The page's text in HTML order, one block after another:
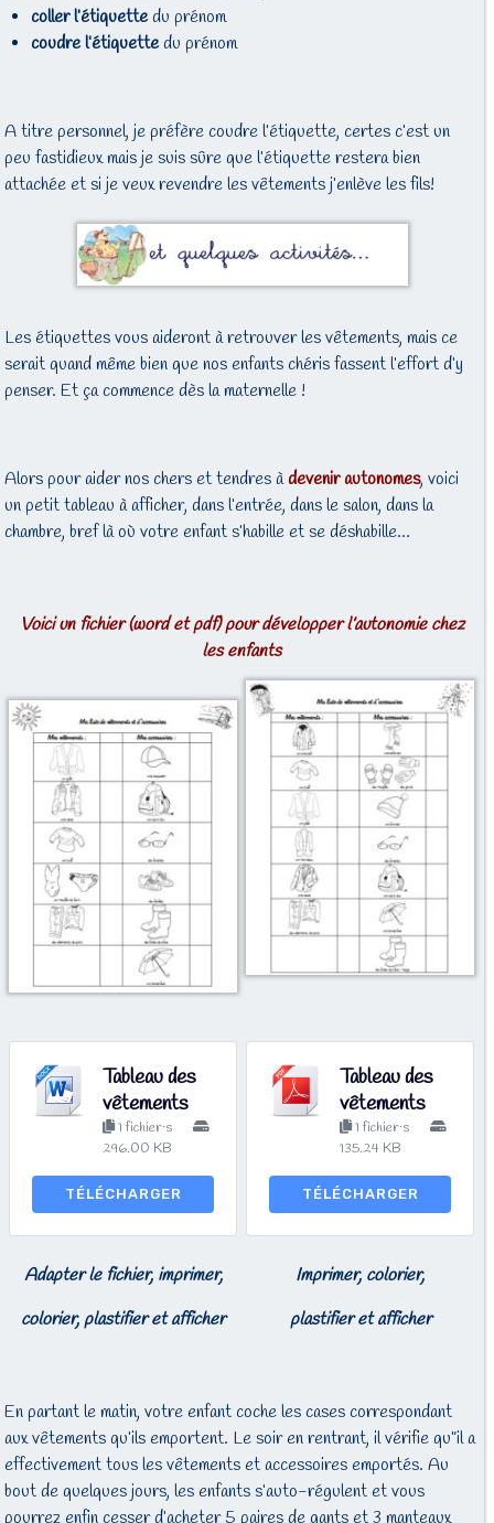
coller l’étiquettedu prénom
coudre l’étiquettedu prénom
A titre personnel, je préfère coudre l’étiquette, certes c’est un
peu fastidieux mais je suis sûre que l’étiquette restera bien
attachée et si je veux revendre les vêtements j’enlève les fils!
Les étiquettes vous aideront à retrouver les vêtements, mais ce
serait quand même bien que nos enfants chéris fassent l’effort d’y
penser. Et ça commence dès la maternelle !
Alors pour aider nos chers et tendres àdevenir autonomes, voici
un petit tableau à afficher, dans l’entrée, dans le salon, dans la
chambre, bref là où votre enfant s’habille et se déshabille…
Voici un fichier (word et pdf) pour développer l’autonomie chez
les enfants
Tableau des
vêtements
1 fichier·s
296.00 KB
TÉLÉCHARGER
Tableau des
vêtements
1 fichier·s
135.24 KB
TÉLÉCHARGER
Adapter le fichier, imprimer,
colorier, plastifier et afficher
Imprimer, colorier,
plastifier et afficher
En partant le matin, votre enfant coche les cases correspondant
aux vêtements qu’ils emportent. Le soir en rentrant, il vérifie qu”il a
effectivement tous les vêtements et accessoires emportés. Au
bout de quelques jours, les enfants s’auto-régulent et vous
pourrez enfin cesser d’acheter 5 paires de gants et 3 manteaux